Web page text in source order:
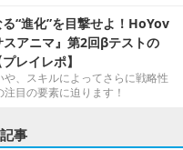
“進化”を目撃せよ！HoYov
アニマ』第2回βテストの
レイレポ】
、スキルによってさらに戦略性
目の要素に迫ります！
事